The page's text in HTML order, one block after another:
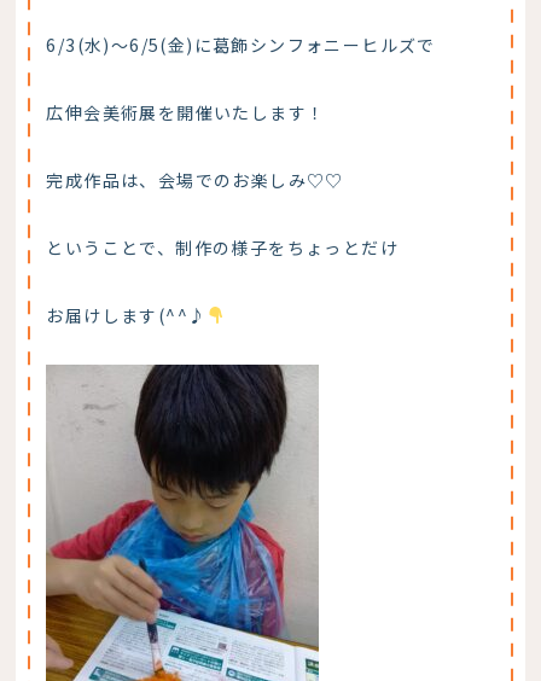
6/3(水)～6/5(金)に葛飾シンフォニーヒルズで
広伸会美術展を開催いたします！
完成作品は、会場でのお楽しみ♡♡
ということで、制作の様子をちょっとだけ
お届けします(^^♪